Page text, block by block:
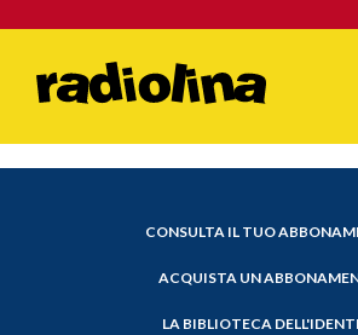
CONSULTA IL TUO
ACQUISTA UN
LA BIBLIOTECA